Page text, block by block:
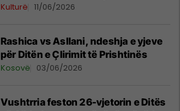
shtetndërtimi
Kulturë 11/06/2026
Rashica vs Asllani, ndeshja e yjeve
për Ditën e Çlirimit të Prishtinës
Kosovë 03/06/2026
Vushtrria feston 26-vjetorin e Ditës